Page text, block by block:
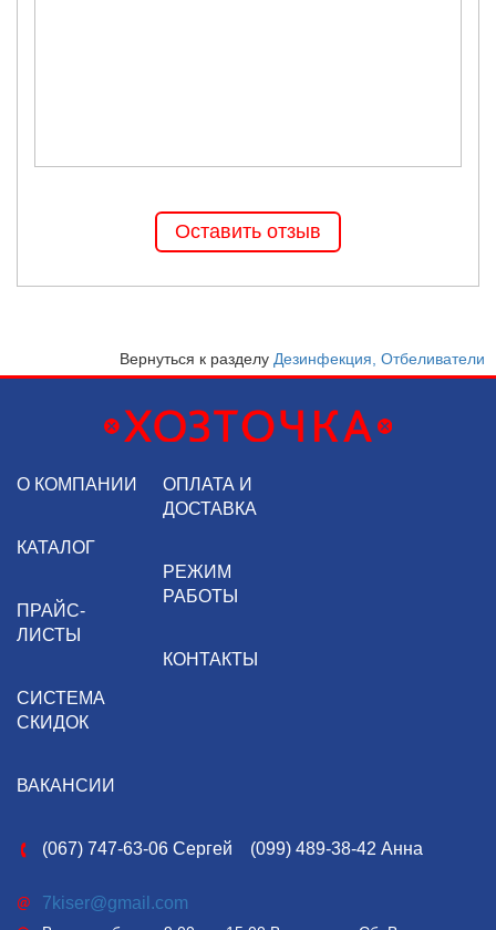
Оставить отзыв
Вернуться к разделу Дезинфекция, Отбеливатели
О КОМПАНИИ
КАТАЛОГ
ПРАЙС-
ЛИСТЫ
СИСТЕМА
СКИДОК
ВАКАНСИИ
ОПЛАТА И
ДОСТАВКА
РЕЖИМ
РАБОТЫ
КОНТАКТЫ
(067) 747-63-06 Сергей (099) 489-38-42 Анна
7kiser@gmail.com